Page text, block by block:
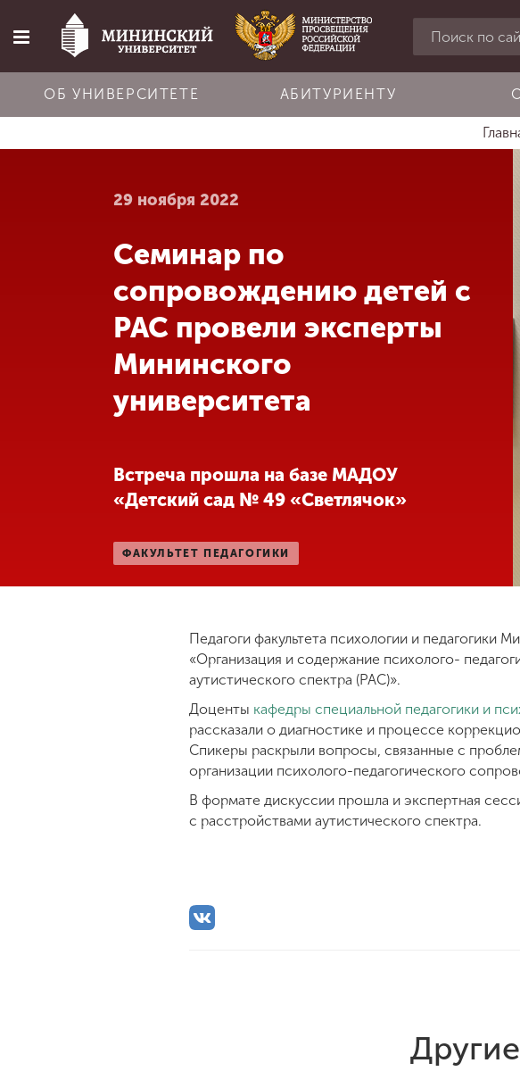
Главная
Об университете
Абитуриенту
Обучение
Другие виды
Студенческая
ОБ УНИВЕРСИТЕТЕ АБИТУРИЕНТУ
29 ноября 2022
Семинар по
сопровождению детей с
РАС провели эксперты
Мининского
университета
Встреча прошла на базе МАДОУ
«Детский сад № 49 «Светлячок»
ФАКУЛЬТЕТ ПЕДАГОГИКИ
Педагоги факультета психологии и педагогики
«Организация и содержание психолого-
аутистического спектра (РАС)».
Доценты кафедры специальной педагогики и
рассказали о диагностике и процессе
Спикеры раскрыли вопросы, связанные с
организации психолого-педагогического
В формате дискуссии прошла и экспертная
с расстройствами аутистического спектра.